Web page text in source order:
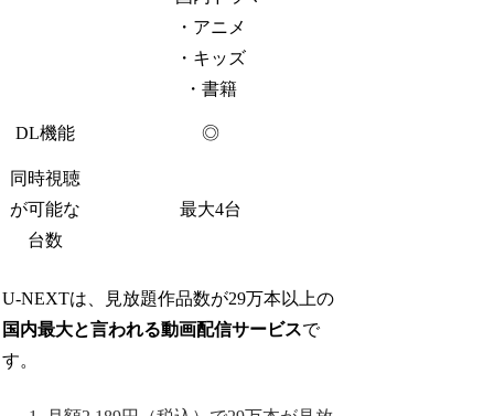
・アニメ
・キッズ
・書籍
DL機能 ◎
同時視聴
が可能な
台数
最大4台
U-NEXTは、見放題作品数が29万本以上の
国内最大と言われる動画配信サービスで
す。